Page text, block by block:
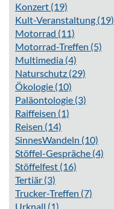
Konzert (19)
Kult-Veranstaltung (19)
Motorrad (11)
Motorrad-Treffen (5)
Multimedia (4)
Naturschutz (29)
Ökologie (10)
Paläontologie (3)
Raiffeisen (1)
Reisen (14)
SinnesWandeln (10)
Stöffel-Gespräche (4)
Stöffelfest (16)
Tertiär (3)
Trucker-Treffen (7)
Urknall (1)